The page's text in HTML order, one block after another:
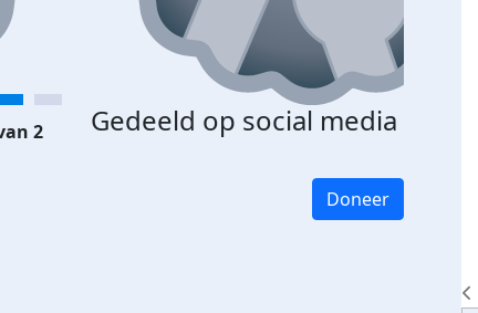
Gedeeld op social media
2
Doneer